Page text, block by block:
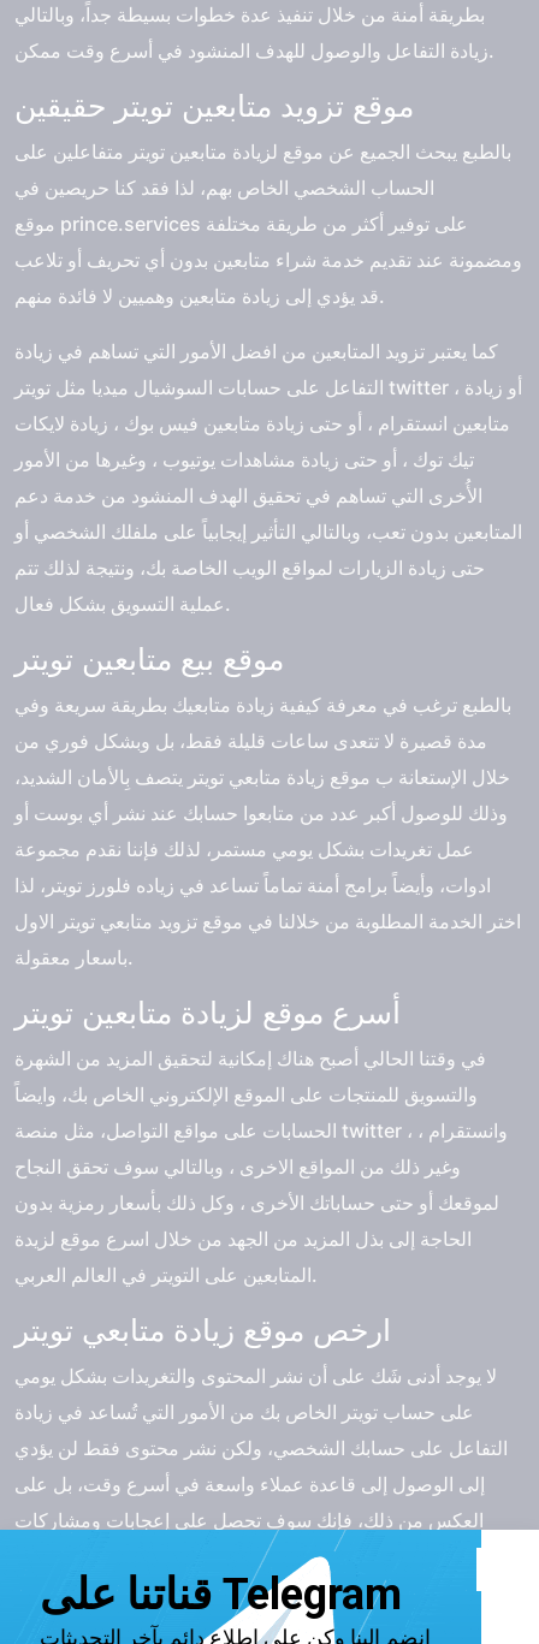
بطريقة أمنة من خلال تنفيذ عدة خطوات بسيطة جداً، وبالتالي
زيادة التفاعل والوصول للهدف المنشود في أسرع وقت ممكن.
موقع تزويد متابعين تويتر حقيقين
بالطبع يبحث الجميع عن موقع لزيادة متابعين تويتر متفاعلين على
الحساب الشخصي الخاص بهم، لذا فقد كنا حريصين في
موقع prince.services على توفير أكثر من طريقة مختلفة
ومضمونة عند تقديم خدمة شراء متابعين بدون أي تحريف أو تلاعب
قد يؤدي إلى زيادة متابعين وهميين لا فائدة منهم.
كما يعتبر تزويد المتابعين من افضل الأمور التي تساهم في زيادة
التفاعل على حسابات السوشيال ميديا مثل تويتر twitter ، أو زيادة
متابعين انستقرام ، أو حتى زيادة متابعين فيس بوك ، زيادة لايكات
تيك توك ، أو حتى زيادة مشاهدات يوتيوب ، وغيرها من الأمور
الأُخرى التي تساهم في تحقيق الهدف المنشود من خدمة دعم
المتابعين بدون تعب، وبالتالي التأثير إيجابياً على ملفلك الشخصي أو
حتى زيادة الزيارات لمواقع الويب الخاصة بك، ونتيجة لذلك تتم
عملية التسويق بشكل فعال.
موقع بيع متابعين تويتر
بالطبع ترغب في معرفة كيفية زيادة متابعيك بطريقة سريعة وفي
مدة قصيرة لا تتعدى ساعات قليلة فقط، بل وبشكل فوري من
خلال الإستعانة ب موقع زيادة متابعي تويتر يتصف بِالأمان الشديد،
وذلك للوصول أكبر عدد من متابعوا حسابك عند نشر أي بوست أو
عمل تغريدات بشكل يومي مستمر، لذلك فإننا نقدم مجموعة
ادوات، وأيضاً برامج أمنة تماماً تساعد في زياده فلورز تويتر، لذا
اختر الخدمة المطلوبة من خلالنا في موقع تزويد متابعي تويتر الاول
باسعار معقولة.
أسرع موقع لزيادة متابعين تويتر
في وقتنا الحالي أصبح هناك إمكانية لتحقيق المزيد من الشهرة
والتسويق للمنتجات على الموقع الإلكتروني الخاص بك، وايضاً
الحسابات على مواقع التواصل، مثل منصة twitter ، وانستقرام ،
وغير ذلك من المواقع الاخرى ، وبالتالي سوف تحقق النجاح
لموقعك أو حتى حساباتك الأخرى ، وكل ذلك بأسعار رمزية بدون
الحاجة إلى بذل المزيد من الجهد من خلال اسرع موقع لزيدة
المتابعين على التويتر في العالم العربي.
ارخص موقع زيادة متابعي تويتر
لا يوجد أدنى شَك على أن نشر المحتوى والتغريدات بشكل يومي
على حساب تويتر الخاص بك من الأمور التي تُساعد في زيادة
التفاعل على حسابك الشخصي، ولكن نشر محتوى فقط لن يؤدي
إلى الوصول إلى قاعدة عملاء واسعة في أسرع وقت، بل على
العكس من ذلك، فإنك سوف تحصل على إعجابات ومشاركات
قليلة جداً، وبشكل خاص إذا كان الحساب الخاص بك جديد، وهنا
يمكنك اللجو إلى أحد هذه الحلول، وهي عمل إعلانات ، أو شراء